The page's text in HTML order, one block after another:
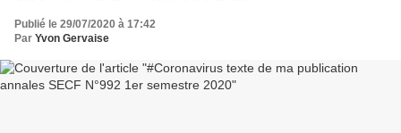
Publié le 29/07/2020 à 17:42
Par Yvon Gervaise